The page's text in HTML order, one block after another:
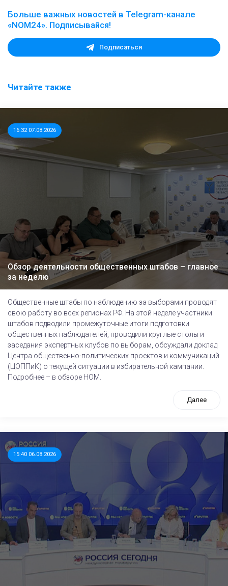
Больше важных новостей в Telegram-канале
«NOM24». Подписывайся!
Подписаться
Читайте также
16:32 07.08.2026
Обзор деятельности общественных штабов – главное
за неделю
Общественные штабы по наблюдению за выборами проводят
свою работу во всех регионах РФ. На этой неделе участники
штабов подводили промежуточные итоги подготовки
общественных наблюдателей, проводили круглые столы и
заседания экспертных клубов по выборам, обсуждали доклад
Центра общественно-политических проектов и коммуникаций
(ЦОППиК) о текущей ситуации в избирательной кампании.
Подробнее – в обзоре НОМ.
Далее
15:40 06.08.2026